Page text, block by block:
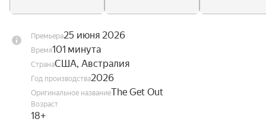
Премьера25 июня 2026
Время101 минута
СтранаСША, Австралия
Год производства2026
Оригинальное названиеThe Get Out
Возраст
18+